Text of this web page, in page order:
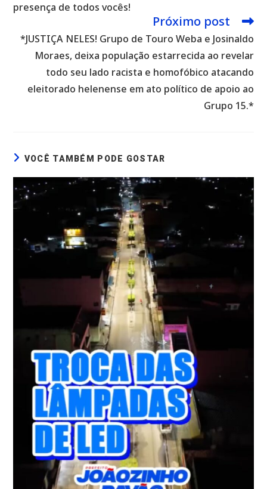
presença de todos vocês!
Próximo post
*JUSTIÇA NELES! Grupo de Touro Weba e Josinaldo
Moraes, deixa população estarrecida ao revelar
todo seu lado racista e homofóbico atacando
eleitorado helenense em ato político de apoio ao
Grupo 15.*
VOCÊ TAMBÉM PODE GOSTAR